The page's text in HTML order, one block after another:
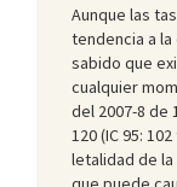
Aunque las
tendencia a
sabido que
cualquier
del 2007-8 de
120 (IC 95:
letalidad de